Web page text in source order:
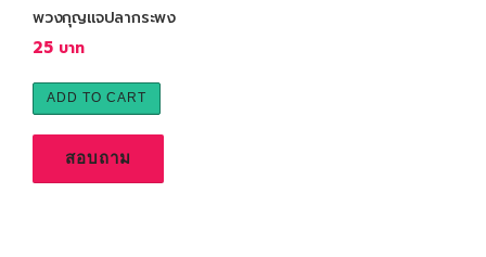
พวงกุญแจปลากระพง
25
ADD TO CART
สอบถาม